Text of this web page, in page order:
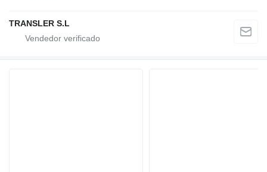
TRANSLER S.L